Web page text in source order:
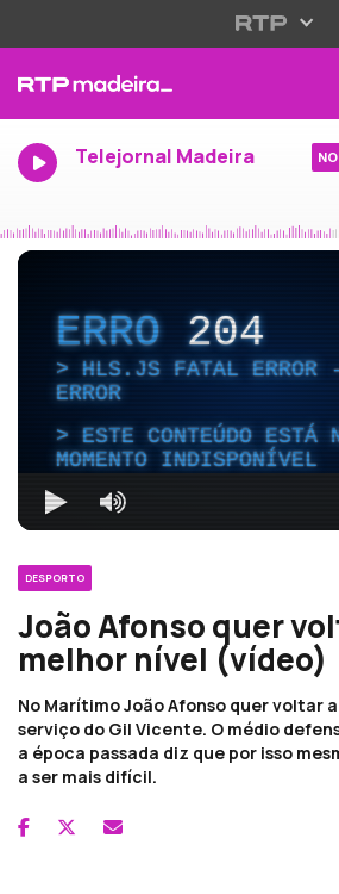
Telejornal Madeira
ERRO204
HLS.JS FATAL ERROR -
ERROR
ESTE CONTEÚDO ESTÁ
MOMENTO INDISPONÍVEL
DESPORTO
João Afonso quer
melhor nível (vídeo)
No Marítimo João Afonso quer voltar
serviço do Gil Vicente. O médio
a época passada diz que por isso
a ser mais difícil.